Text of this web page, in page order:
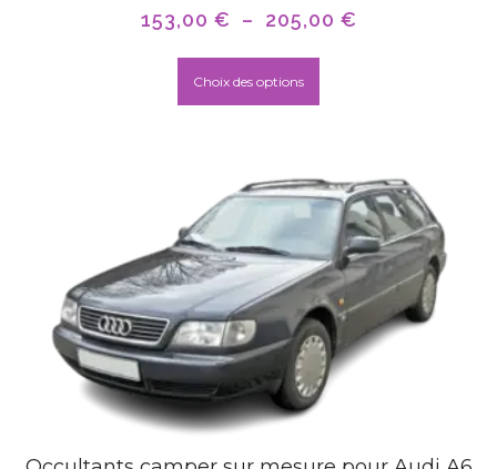
153,00 € – 205,00 €
Choix des options